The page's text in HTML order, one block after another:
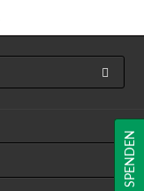
SPENDEN